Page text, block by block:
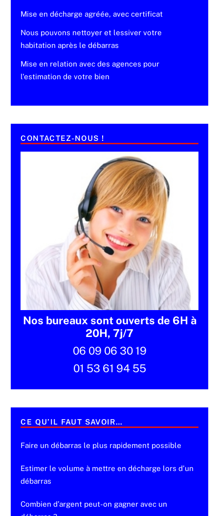
Mise en décharge agréée, avec certificat
Nous pouvons nettoyer et lessiver votre
habitation après le débarras
Mise en relation avec des agences pour
l'estimation de votre bien
CONTACTEZ-NOUS !
Nos bureaux sont ouverts de 6H à
20H, 7j/7
06 09 06 30 19
01 53 61 94 55
CE QU’IL FAUT SAVOIR…
Faire un débarras le plus rapidement possible
Estimer le volume à mettre en décharge lors d’un
débarras
Combien d’argent peut-on gagner avec un